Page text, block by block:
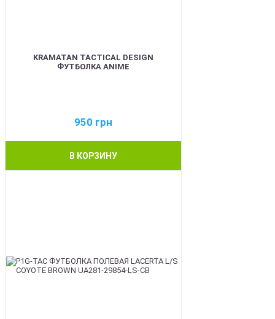
KRAMATAN TACTICAL DESIGN
ФУТБОЛКА ANIME
950 грн
В КОРЗИНУ